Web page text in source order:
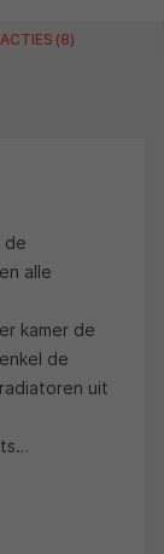
(8)
de
alle
kamer de
de
uit